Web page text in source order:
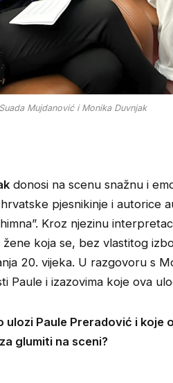
Suada Mujdanović i Monika Duvnjak
donosi na scenu snažnu i
pjesnikinje i autorice
Kroz njezinu
koja se, bez vlastitog
20. vijeka. U razgovoru s
Paule i izazovima koje ova
ulozi Paule Preradović i koje
glumiti na sceni?